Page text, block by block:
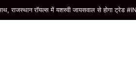
तेज गेंदबाज ने एक ही ओवर में जड़े 4 छक्के #INA